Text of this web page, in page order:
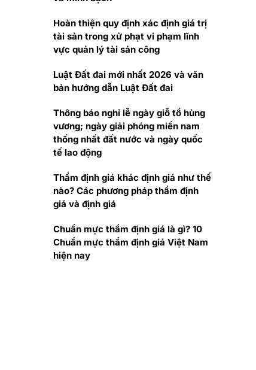
Hoàn thiện quy định xác định giá trị
tài sản trong xử phạt vi phạm lĩnh
vực quản lý tài sản công
Luật Đất đai mới nhất 2026 và văn
bản hướng dẫn Luật Đất đai
Thông báo nghỉ lễ ngày giỗ tổ hùng
vương; ngày giải phóng miền nam
thống nhất đất nước và ngày quốc
tế lao động
Thẩm định giá khác định giá như thế
nào? Các phương pháp thẩm định
giá và định giá
Chuẩn mực thẩm định giá là gì? 10
Chuẩn mực thẩm định giá Việt Nam
hiện nay